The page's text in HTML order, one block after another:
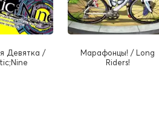
Девятка /
Марафонцы! / Long
Riders!